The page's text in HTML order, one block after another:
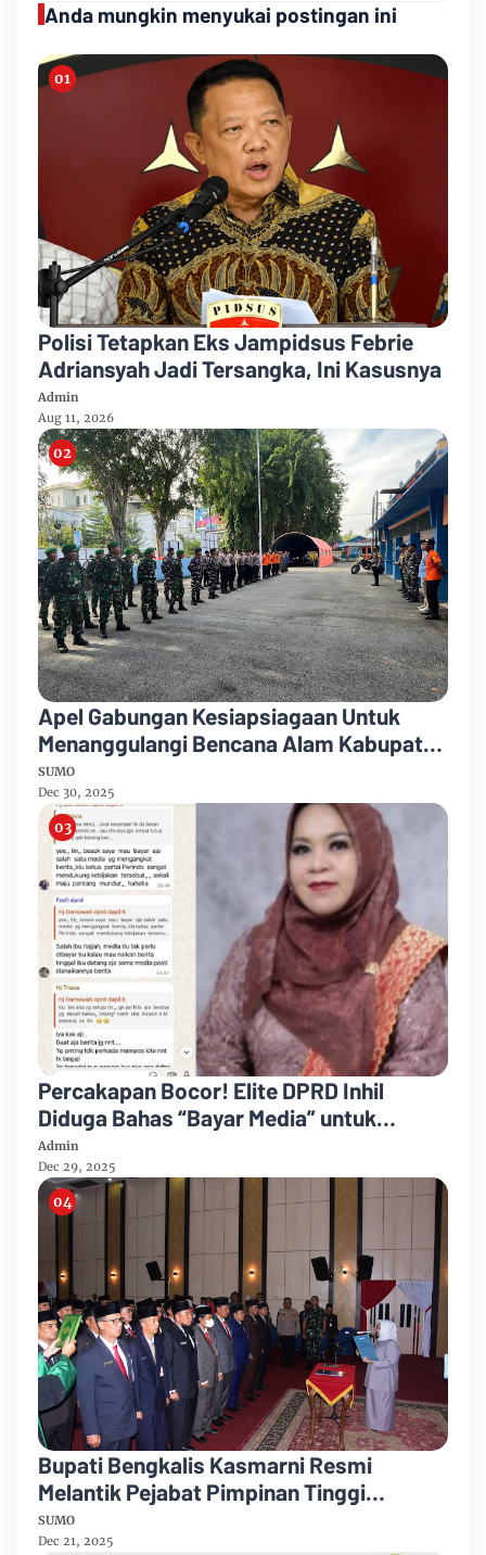
Anda mungkin menyukai postingan ini
Polisi Tetapkan Eks Jampidsus Febrie
Adriansyah Jadi Tersangka, Ini Kasusnya
Admin
Aug 11, 2026
Apel Gabungan Kesiapsiagaan Untuk
Menanggulangi Bencana Alam Kabupaten
Bengkalis
SUMO
Dec 30, 2025
Percakapan Bocor! Elite DPRD Inhil
Diduga Bahas “Bayar Media” untuk
Dukung Kebijakan
Admin
Dec 29, 2025
Bupati Bengkalis Kasmarni Resmi
Melantik Pejabat Pimpinan Tinggi
Pratama
SUMO
Dec 21, 2025